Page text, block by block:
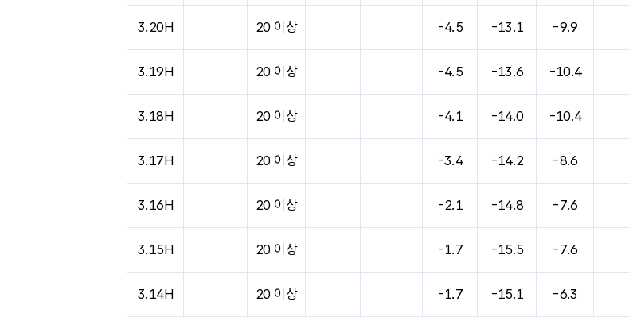
3.20H 20 이상 -4.5 -13.1 -9.9
3.19H 20 이상 -4.5 -13.6 -10.4
3.18H 20 이상 -4.1 -14.0 -10.4
3.17H 20 이상 -3.4 -14.2 -8.6
3.16H 20 이상 -2.1 -14.8 -7.6
3.15H 20 이상 -1.7 -15.5 -7.6
3.14H 20 이상 -1.7 -15.1 -6.3